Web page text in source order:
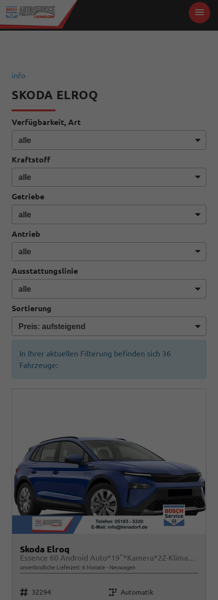
info
SKODA ELROQ
Verfügbarkeit, Art
Kraftstoff
Getriebe
Antrieb
Ausstattungslinie
Sortierung
In Ihrer aktuellen Filterung befinden sich 36
Fahrzeuge:
Skoda Elroq
Essence 60 Android Auto*19"*Kamera*2Z-Klimaauto*Totwinkel*LED*Tempomat
unverbindliche Lieferzeit: 6 Monate Neuwagen
Fahrzeugnr. 32294 Getriebe Automatik